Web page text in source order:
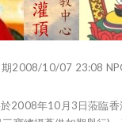
期2008/10/07 23:08
2008年10月3日蒞臨